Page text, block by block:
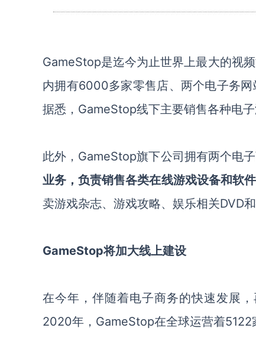
GameStop是迄今为止世界上最大的视
内拥有6000多家零售店、两个电子务网
据悉， GameStop线下主要销售各种电
此外， GameStop旗下公司拥有两个电
业务 ，负责销售各类在线游戏设备和软
卖游戏杂志、 游戏攻略、 娱乐相关DVD
GameStop将加大线上建设
在今年，伴随着电子商务的快速发展
2020年，GameStop在全球运营着5122